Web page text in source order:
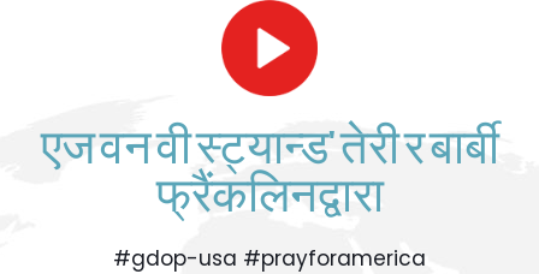
एज वन वी स्ट्यान्ड' तेरी र बार्बी
फ्रैंकलिनद्वारा
#gdop-usa #prayforamerica